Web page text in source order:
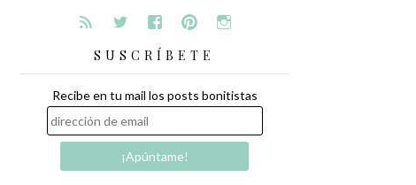
SUSCRÍBETE
Recibe en tu mail los posts bonitistas